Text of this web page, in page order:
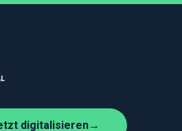
digitalisieren→